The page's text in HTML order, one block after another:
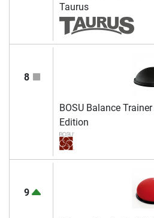
Taurus
8
BOSU Balance
Edition
9